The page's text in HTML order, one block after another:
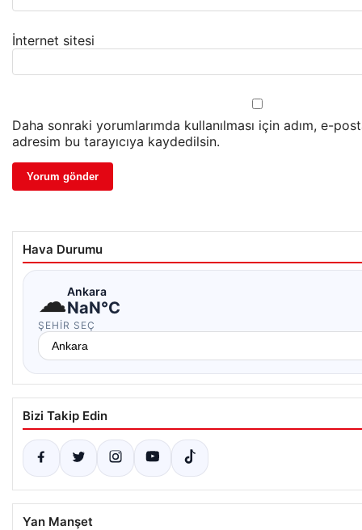
İnternet sitesi
Daha sonraki yorumlarımda kullanılması için adım, e-
adresim bu tarayıcıya kaydedilsin.
Hava Durumu
☁Ankara
NaN°C
ŞEHIR SEÇ
Bizi Takip Edin
Yan Manşet